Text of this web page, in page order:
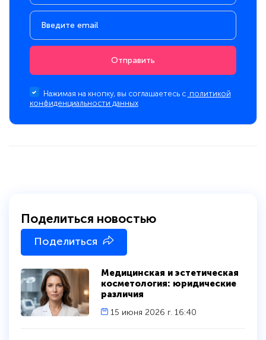
Отправить
Нажимая на кнопку, вы соглашаетесь с политикой
конфиденциальности данных
Медицинская и эстетическая
косметология: юридические
различия
15 июня 2026 г. 16:40
Поделиться новостью
Поделиться